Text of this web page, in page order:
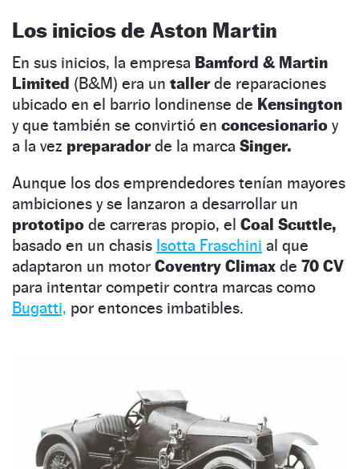
Los inicios de Aston Martin
En sus inicios, la empresa Bamford & Martin
Limited (B&M) era un tallerde reparaciones
ubicado en el barrio londinense de Kensington
y que también se convirtió en concesionario y
a la vez preparadorde la marca Singer.
Aunque los dos emprendedores tenían mayores
ambiciones y se lanzaron a desarrollar un
prototipo de carreras propio, el Coal Scuttle,
basado en un chasis Isotta Fraschini al que
adaptaron un motor Coventry Climax de 70 CV
para intentar competir contra marcas como
Bugatti, por entonces imbatibles.